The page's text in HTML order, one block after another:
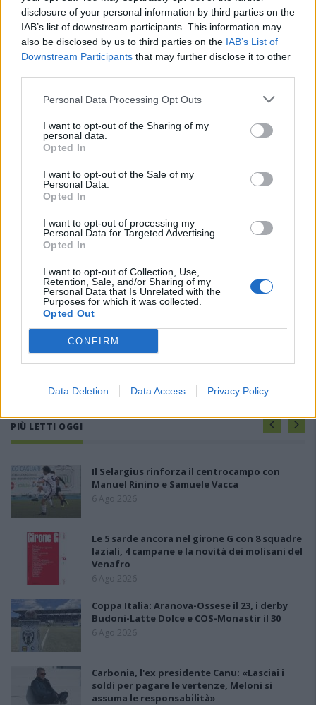
disclosure of your personal information by third parties on the
IAB’s list of downstream participants. This information may
also be disclosed by us to third parties on the IAB’s List of
Downstream Participants that may further disclose it to other
Personal Data Processing Opt Outs
I want to opt-out of the Sharing of my
personal data.
Opted In
I want to opt-out of the Sale of my
Personal Data.
Opted In
I want to opt-out of processing my
Personal Data for Targeted Advertising.
Opted In
I want to opt-out of Collection, Use,
Retention, Sale, and/or Sharing of my
Personal Data that Is Unrelated with the
Purposes for which it was collected.
Opted Out
CONFIRM
Data Deletion Data Access Privacy Policy
PIÙ LETTI OGGI
Il Selargius rinforza il centrocampo con
Manuel Rinino e Samuele Vacca
6 Ago 2026
Le 5 sarde ancora nel girone G con 8 squadre
laziali, 4 campane e la novità dei molisani del
Venafro
6 Ago 2026
Coppa Italia: Aranova-Ossese il 23, i derby
Budoni-Latte Dolce e COS-Monastir il 30
6 Ago 2026
Carbonia, l'ex presidente Canu: «Lasciai i
soldi per pagare le vertenze, Meloni si
assuma le responsabilità»